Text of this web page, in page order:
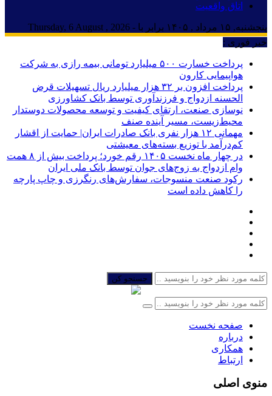
اتاق واقعیت
پنجشنبه, ۱۵ مرداد , ۱۴۰۵ برابر با - Thursday, 6 August , 2026
خبر فوری :
پرداخت خسارت ۵۰۰ میلیارد تومانی بیمه رازی به شرکت
هواپیمایی کارون
پرداخت افزون بر ۳۲ هزار میلیارد ریال تسهیلات قرض
الحسنه ازدواج و فرزندآوری توسط بانک کشاورزی
نوسازی صنعت، ارتقای کیفیت و توسعه محصولات دوستدار
محیط‌زیست، مسیر آینده صنف
مهمانی ۱۲ هزار نفری بانک صادرات ایران| حمایت از اقشار
کم‌درآمد با توزیع بسته‌های معیشتی
در چهار ماه نخست ۱۴۰۵ رقم خورد؛ پرداخت بیش از ۸ همت
وام ازدواج به زوج‌های جوان توسط بانک ملی ایران
رکود صنعت منسوجات، سفارش‌های رنگرزی و چاپ پارچه
را کاهش داده است
جستجو کن
صفحه نخست
درباره
همکاری
ارتباط
منوی اصلی